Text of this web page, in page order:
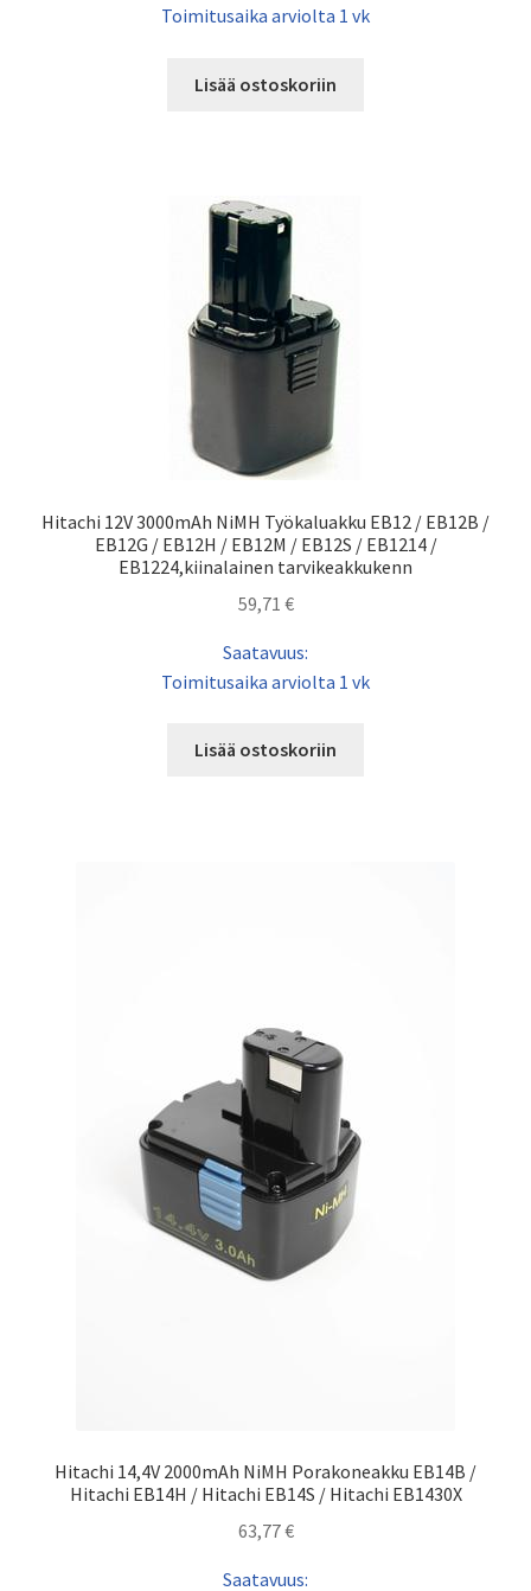
Toimitusaika arviolta 1 vk
Lisää ostoskoriin
Hitachi 12V 3000mAh NiMH Työkaluakku EB12 / EB12B /
EB12G / EB12H / EB12M / EB12S / EB1214 /
EB1224,kiinalainen tarvikeakkukenn
59,71 €
Saatavuus:
Toimitusaika arviolta 1 vk
Lisää ostoskoriin
Hitachi 14,4V 2000mAh NiMH Porakoneakku EB14B /
Hitachi EB14H / Hitachi EB14S / Hitachi EB1430X
63,77€
Saatavuus: